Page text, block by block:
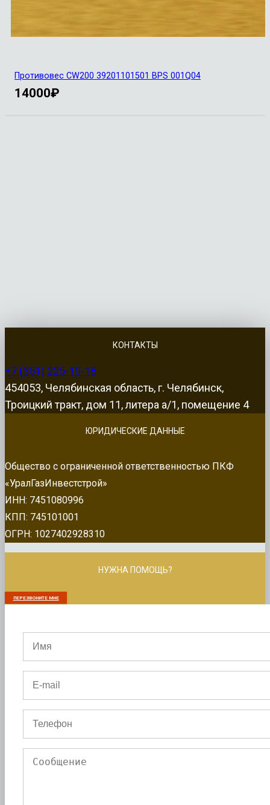
Противовес CW200 39201101501 BPS 001Q04
14000₽
КОНТАКТЫ
+7 (351) 225-10-18
454053, Челябинская область, г. Челябинск,
Троицкий тракт, дом 11, литера а/1, помещение 4
ЮРИДИЧЕСКИЕ ДАННЫЕ
Общество с ограниченной ответственностью ПКФ
«УралГазИнвестстрой»
ИНН: 7451080996
КПП: 745101001
ОГРН: 1027402928310
НУЖНА ПОМОЩЬ?
ПЕРЕЗВОНИТЕ МНЕ